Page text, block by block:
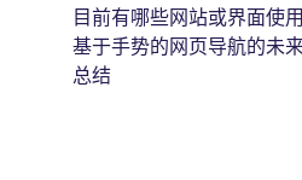
目前有哪些网站或界面使
基于手势的网页导航的未
总结